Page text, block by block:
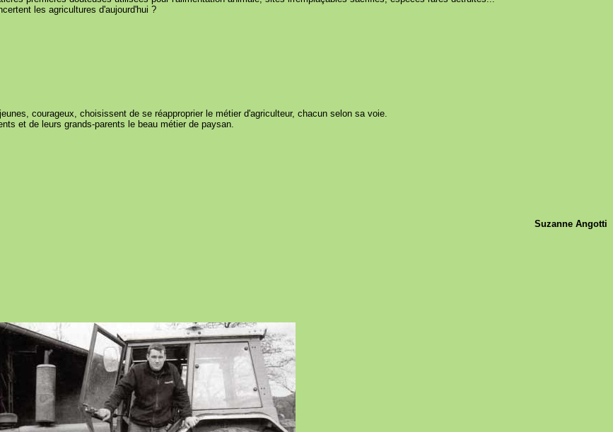
les agricultures d'aujourd'hui ?
courageux, choisissent de se réapproprier le métier d'agriculteur, chacun selon sa voie.
et de leurs grands-parents le beau métier de paysan.
Suzanne Angotti